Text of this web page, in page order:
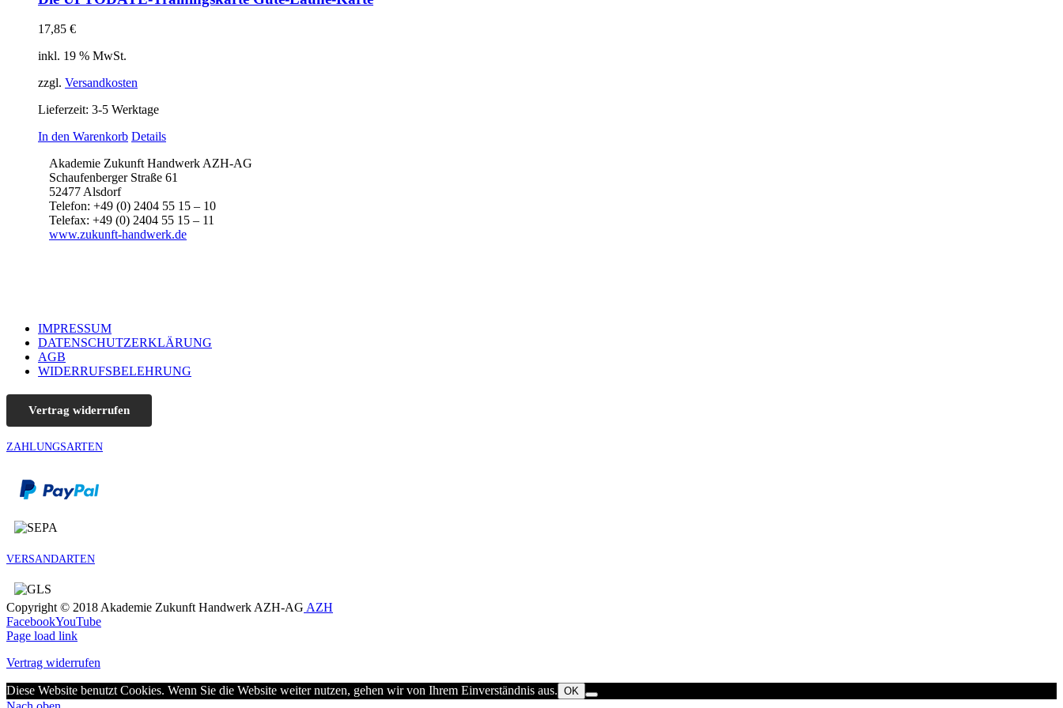
17,85 €
inkl. 19 % MwSt.
zzgl. Versandkosten
Lieferzeit: 3-5 Werktage
In den Warenkorb Details
Akademie Zukunft Handwerk AZH-AG
Schaufenberger Straße 61
52477 Alsdorf
Telefon: +49 (0) 2404 55 15 – 10
Telefax: +49 (0) 2404 55 15 – 11
www.zukunft-handwerk.de
IMPRESSUM
DATENSCHUTZERKLÄRUNG
AGB
WIDERRUFSBELEHRUNG
Vertrag widerrufen
ZAHLUNGSARTEN
VERSANDARTEN
Copyright © 2018 Akademie Zukunft Handwerk AZH-AG AZH
FacebookYouTube
Page load link
Vertrag widerrufen
Diese Website benutzt Cookies. Wenn Sie die Website weiter nutzen, gehen wir von Ihrem Einverständnis aus. OK